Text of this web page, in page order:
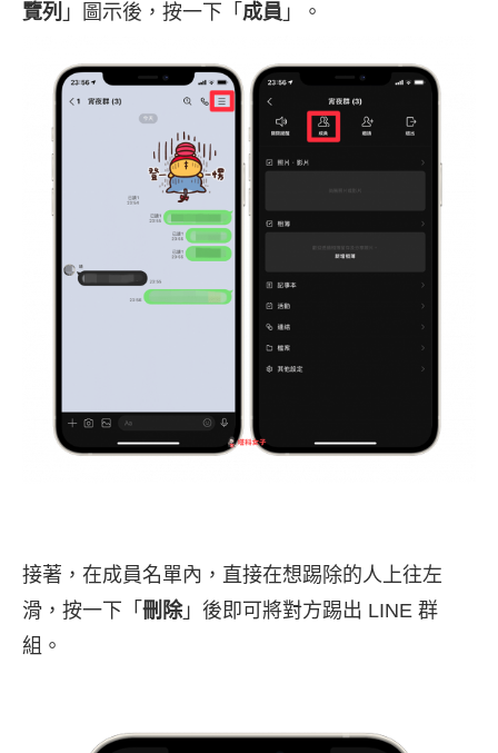
覽列 」圖示後，按一下「 成員 」。
接著，在成員名單內，直接在想踢除的人上往左
滑，按一下「 刪除」後即可將對方踢出 LINE 群
組。